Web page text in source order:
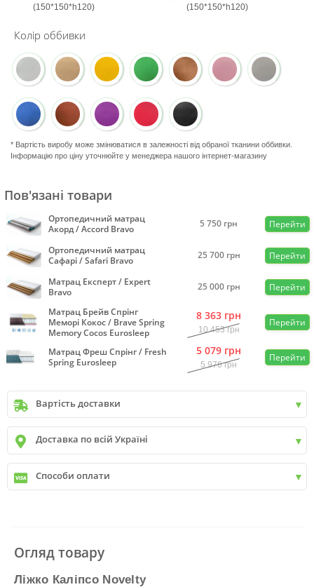
(150*150*h120)
(150*150*h120)
Колір оббивки
* Вартість виробу може змінюватися в залежності від обраної тканини оббивки.
Інформацію про ціну уточнюйте у менеджера нашого інтернет-магазину
Пов'язані товари
Ортопедичний матрац
Акорд / Accord Bravo
5 750 грн Перейти
Ортопедичний матрац
Сафарі / Safari Bravo
25 700 грн Перейти
Матрац Експерт / Expert
Bravo
25 000 грн Перейти
Матрац Брейв Спрінг
Меморі Кокос / Brave Spring
Memory Cocos Eurosleep
8 363 грн
10 453грн
Перейти
Матрац Фреш Спрінг / Fresh
Spring Eurosleep
5 079 грн
5 976грн
Перейти
Вартість доставки
Київдо9999 грн. -400 грн.
Київвід9999 грн - БЕЗКОШТОВНО
Київ передмістя +30 грн\км
Доставка по всій Україні
✓Нова пошта
✓Делівері
✓Автолюкс
Способи оплати
✓ Детальніше
Огляд товару
Ліжко Каліпсо Novelty